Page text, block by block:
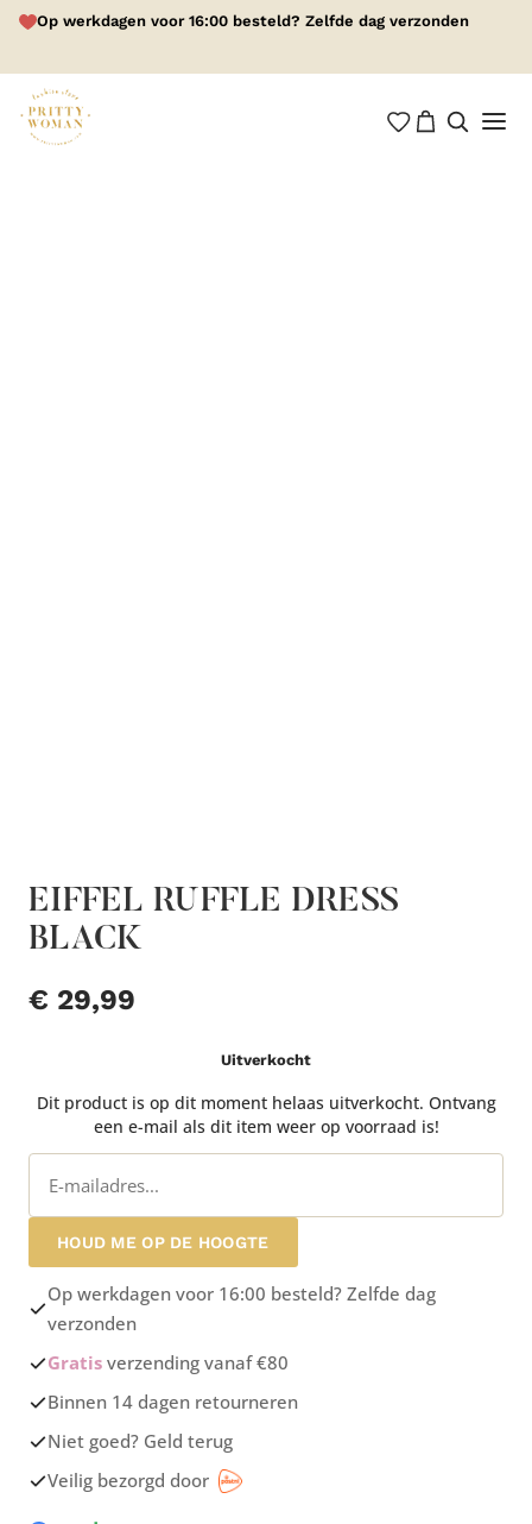
Op werkdagen voor 16:00 besteld? Zelfde dag verzonden
EIFFEL RUFFLE DRESS
BLACK
€ 29,99
Uitverkocht
Dit product is op dit moment helaas uitverkocht. Ontvang
een e-mail als dit item weer op voorraad is!
HOUD ME OP DE HOOGTE
Op werkdagen voor 16:00 besteld? Zelfde dag
verzonden
Gratis verzending vanaf €80
Binnen 14 dagen retourneren
Niet goed? Geld terug
Veilig bezorgd door